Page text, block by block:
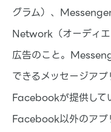
グラム）、
Network（オーディ
広告のこと。
できるメッセージア
Facebookが提供して
Facebook以外のアプ